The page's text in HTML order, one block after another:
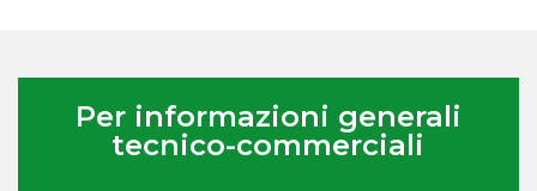
Per informazioni generali
tecnico-commerciali